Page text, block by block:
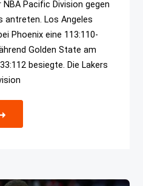
Pacific Division gegen
antreten. Los Angeles
Phoenix eine 113:110-
Golden State am
besiegte. Die Lakers